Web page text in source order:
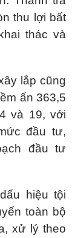
thu lợi bất
thác và
lắp cũng
ẩn 363,5
và 19, với
đầu tư,
đầu tư
hiệu tội
toàn bộ
xử lý theo